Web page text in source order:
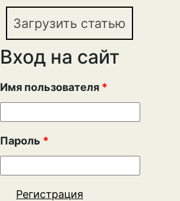
Загрузить статью
Вход на сайт
Имя пользователя *
Пароль *
Регистрация